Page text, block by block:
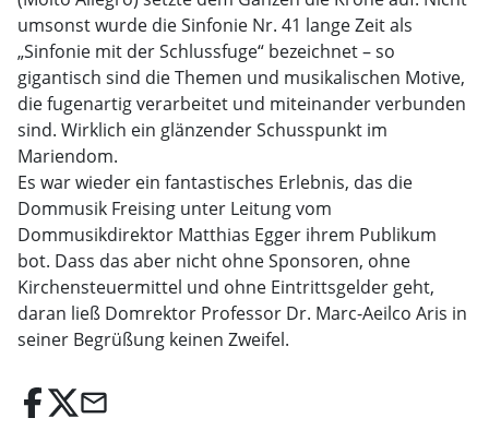
umsonst wurde die Sinfonie Nr. 41 lange Zeit als
„Sinfonie mit der Schlussfuge“ bezeichnet – so
gigantisch sind die Themen und musikalischen Motive,
die fugenartig verarbeitet und miteinander verbunden
sind. Wirklich ein glänzender Schusspunkt im
Mariendom.
Es war wieder ein fantastisches Erlebnis, das die
Dommusik Freising unter Leitung vom
Dommusikdirektor Matthias Egger ihrem Publikum
bot. Dass das aber nicht ohne Sponsoren, ohne
Kirchensteuermittel und ohne Eintrittsgelder geht,
daran ließ Domrektor Professor Dr. Marc-Aeilco Aris in
seiner Begrüßung keinen Zweifel.
email